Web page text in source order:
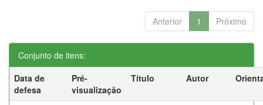
Anterior 1 Próximo
Conjunto de itens:
Data de
defesa
Pré-
visualização
Título Autor